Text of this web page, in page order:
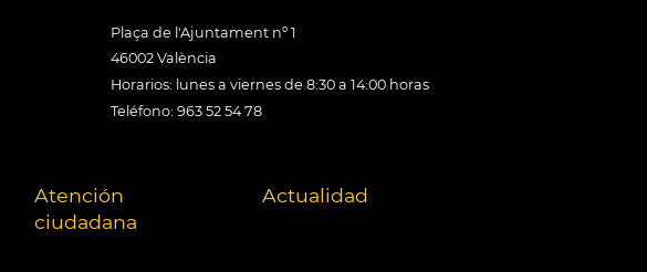
Plaça de l'Ajuntament nº 1
46002 València
Horarios: lunes a viernes de 8:30 a 14:00 horas
Teléfono: 963 52 54 78
Atención
ciudadana
Actualidad